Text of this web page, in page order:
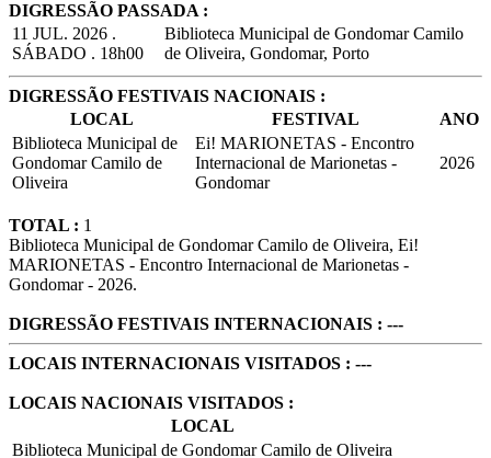
DIGRESSÃO PASSADA :
11 JUL. 2026 .
SÁBADO . 18h00
Biblioteca Municipal de Gondomar Camilo
de Oliveira, Gondomar, Porto
DIGRESSÃO FESTIVAIS NACIONAIS :
LOCAL
FESTIVAL
ANO
Biblioteca Municipal de
Gondomar Camilo de
Oliveira
Ei! MARIONETAS - Encontro
Internacional de Marionetas -
Gondomar
2026
TOTAL : 1
Biblioteca Municipal de Gondomar Camilo de Oliveira, Ei!
MARIONETAS - Encontro Internacional de Marionetas -
Gondomar - 2026.
DIGRESSÃO FESTIVAIS INTERNACIONAIS : ---
LOCAIS INTERNACIONAIS VISITADOS : ---
LOCAIS NACIONAIS VISITADOS :
LOCAL
Biblioteca Municipal de Gondomar Camilo de Oliveira